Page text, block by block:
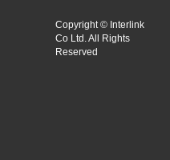
Copyright © Interlink
Co Ltd. All Rights
Reserved